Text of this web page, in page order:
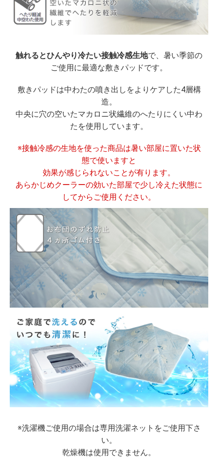
触れるとひんやり冷たい接触冷感生地で、暑い季節の
ご使用に最適な敷きパッドです。
敷きパッドは中わたの噴き出しをよりケアした4層構
造。
中央に穴の空いたマカロニ状繊維のへたりにくい中わ
たを使用しています。
※接触冷感の生地を使った商品は暑い部屋に置いた状
態で使いますと
効果が感じられないことが有ります。
あらかじめクーラーの効いた部屋で少し冷えた状態に
してからご使用ください。
※洗濯機ご使用の場合は専用洗濯ネットをご使用下さ
い。
乾燥機は使用できません。